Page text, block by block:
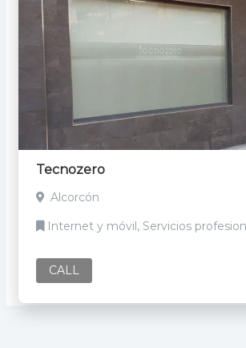
Tecnozero
Alcorcón
Internet y móvil, Servicios
CALL